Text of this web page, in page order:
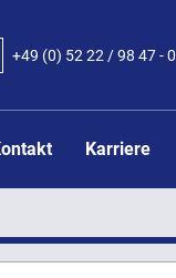
+49 (0) 52 22 / 98 47 - 0
Kontakt Karriere